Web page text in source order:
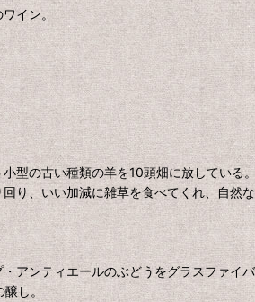
イン。
型の古い種類の羊を10頭畑に放している
り、いい加減に雑草を食べてくれ、自然
アンティエールのぶどうをグラスファイ
し。